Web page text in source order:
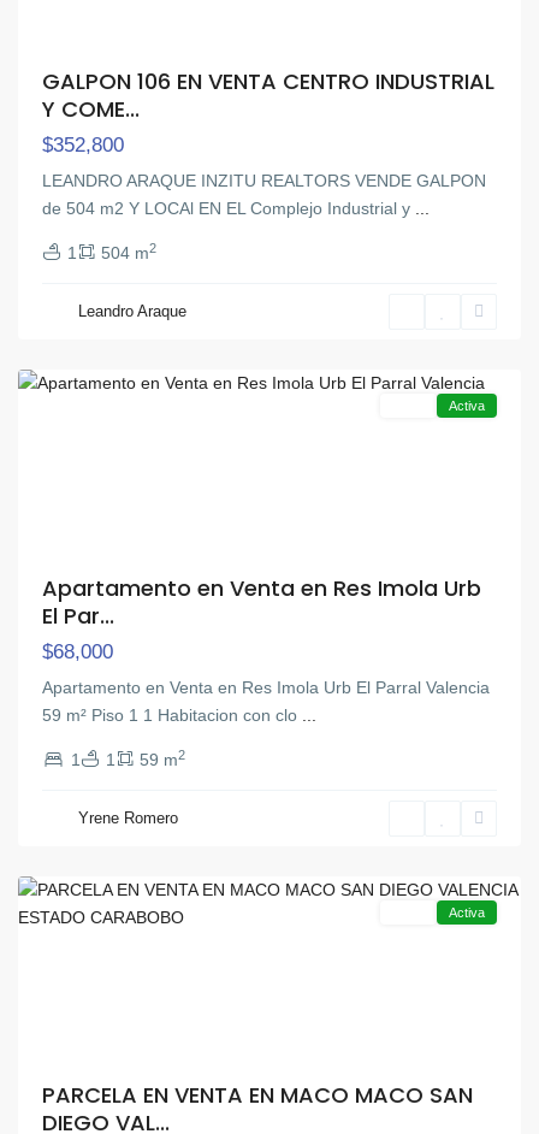
GALPON 106 EN VENTA CENTRO INDUSTRIAL
Y COME...
$352,800
LEANDRO ARAQUE INZITU REALTORS VENDE GALPON
de 504 m2 Y LOCAl EN EL Complejo Industrial y
1 504 m2
Leandro Araque
Parral,
Activa
Apartamento en Venta en Res Imola Urb
El Par...
$68,000
Apartamento en Venta en Res Imola Urb El Parral Valencia
59 m² Piso 1 1 Habitacion con clo
1 1 59 m2
Yrene Romero
Maco
Activa
PARCELA EN VENTA EN MACO MACO SAN
DIEGO VAL...